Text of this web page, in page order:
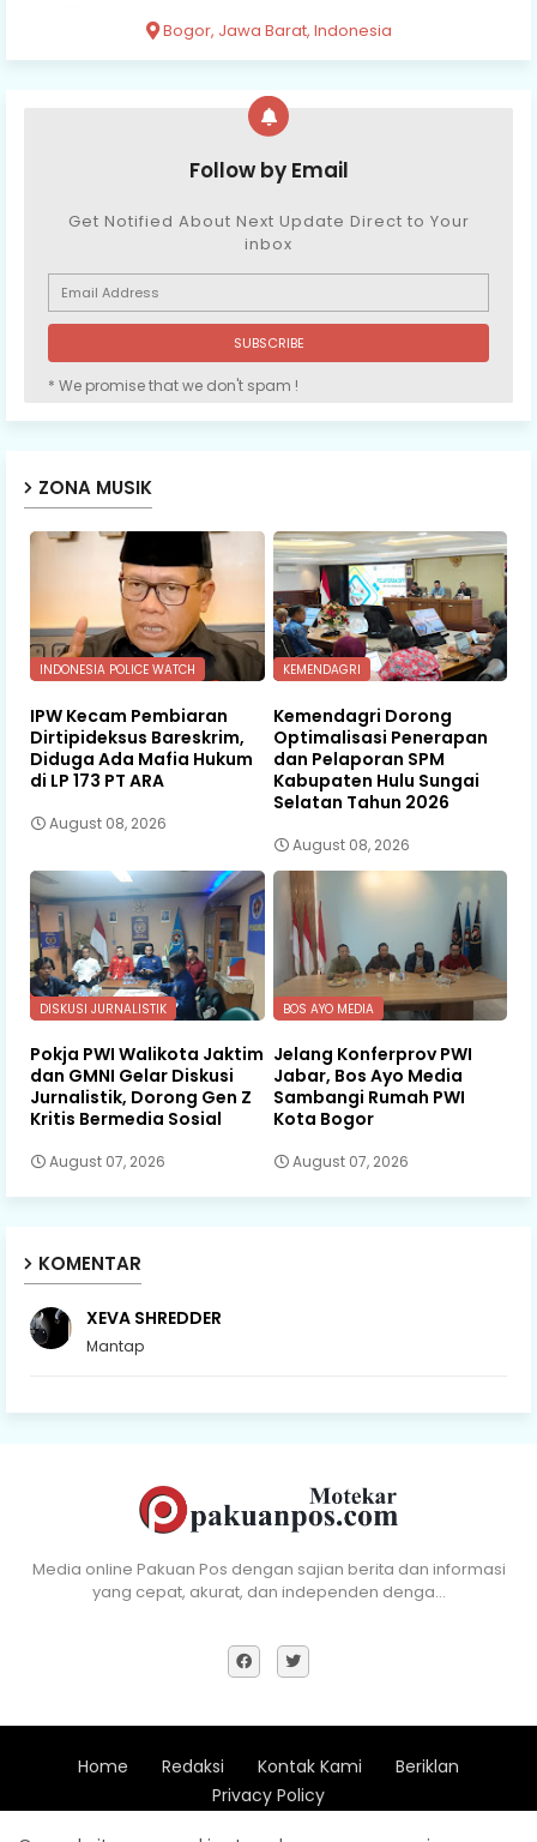
Bogor, Jawa Barat, Indonesia
Follow by Email
Get Notified About Next Update Direct to Your
inbox
* We promise that we don't spam !
ZONA MUSIK
INDONESIA POLICE WATCH
IPW Kecam Pembiaran
Dirtipideksus Bareskrim,
Diduga Ada Mafia Hukum
di LP 173 PT ARA
August 08, 2026
KEMENDAGRI
Kemendagri Dorong
Optimalisasi Penerapan
dan Pelaporan SPM
Kabupaten Hulu Sungai
Selatan Tahun 2026
August 08, 2026
DISKUSI JURNALISTIK
Pokja PWI Walikota Jaktim
dan GMNI Gelar Diskusi
Jurnalistik, Dorong Gen Z
Kritis Bermedia Sosial
August 07, 2026
BOS AYO MEDIA
Jelang Konferprov PWI
Jabar, Bos Ayo Media
Sambangi Rumah PWI
Kota Bogor
August 07, 2026
KOMENTAR
XEVA SHREDDER
Mantap
Media online Pakuan Pos dengan sajian berita dan informasi
yang cepat, akurat, dan independen denga…
Home Redaksi Kontak Kami
Beriklan
Privacy Policy